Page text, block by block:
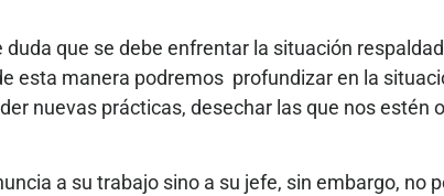
que se debe enfrentar la situación
esta manera podremos profundizar en la
nuevas prácticas, desechar las que nos estén
a su trabajo sino a su jefe, sin embargo, no